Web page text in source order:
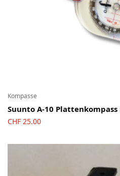
Kompasse
Suunto A-10
CHF 25.00